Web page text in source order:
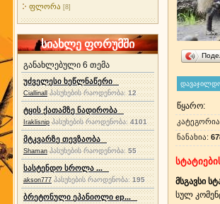
ფლორა [8]
სიახლე ფორუმში
განახლებული 6 თემა
უძველესი ხეწლნაწერი
Ciallinall პასუხების რაოდენობა:12
ტყის ქათამზე ნადირობა
Iraklisnip პასუხების რაოდენობა: 4101
მტკვარზე თევზაობა
Shaman პასუხების რაოდენობა:55
სასტენდო სროლა ...
akson777 პასუხების რაოდენობა:195
ბრეტონული ეპანიოლი ep...
წყარო:
კატეგორია
ნანახია:
მსგავსი
სულ